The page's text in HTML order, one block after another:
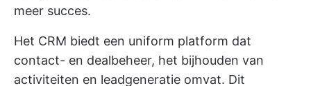
meer succes.
Het CRM biedt een uniform platform dat
contact- en dealbeheer, het bijhouden van
activiteiten en leadgeneratie omvat. Dit